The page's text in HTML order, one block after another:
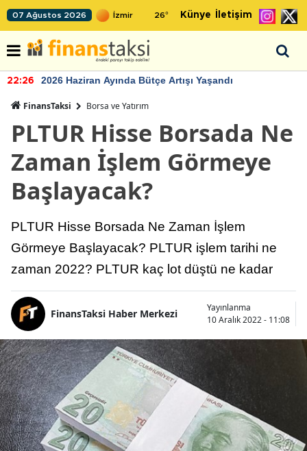
07 Ağustos 2026 26° Künye İletişim
22:26 2026 Haziran Ayında Bütçe Artışı Yaşandı
FinansTaksi Borsa ve Yatırım
PLTUR Hisse Borsada Ne
Zaman İşlem Görmeye
Başlayacak?
PLTUR Hisse Borsada Ne Zaman İşlem
Görmeye Başlayacak? PLTUR işlem tarihi ne
zaman 2022? PLTUR kaç lot düştü ne kadar
FinansTaksi Haber Merkezi
Yayınlanma
10 Aralık 2022 - 11:08